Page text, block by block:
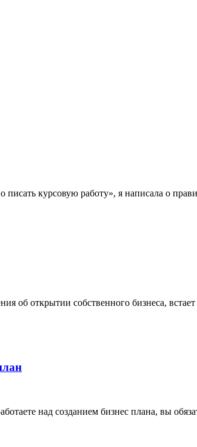
курсовую работу», я написала о
об открытии собственного бизнеса,
над созданием бизнес плана, вы